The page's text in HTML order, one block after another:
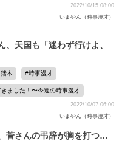
2022/10/15 08:00
いまやん（時事漫才）
、天国も「迷わず行けよ、
木 時事漫才
ました！〜今週の時事漫才
2022/10/07 06:00
いまやん（時事漫才）
菅さんの弔辞が胸を打つ…